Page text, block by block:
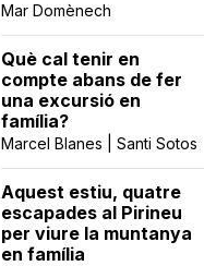
Mar Domènech
Què cal tenir en
compte abans de fer
una excursió en
família?
Marcel Blanes | Santi Sotos
Aquest estiu, quatre
escapades al Pirineu
per viure la muntanya
en família